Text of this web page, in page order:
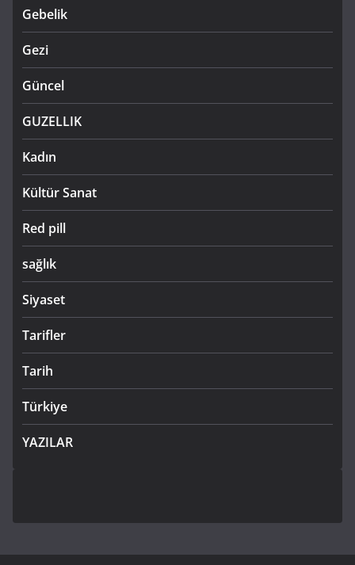
Gebelik
Gezi
Güncel
GUZELLIK
Kadın
Kültür Sanat
Red pill
sağlık
Siyaset
Tarifler
Tarih
Türkiye
YAZILAR